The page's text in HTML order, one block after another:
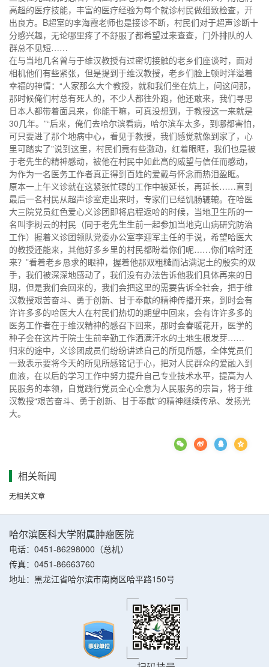
高超的医疗技能，丰富的医疗经验为每个就诊村民做细致检查，开
出良方。B超室的李海霞老师也是接诊不断，村民们对于超声诊断十
分感兴趣，无论哪里疼了不舒服了都希望过来查查，门外排队的人
群总不见短……
在与当地几名曾与于维汉教授有过密切接触的老乡们座谈时，面对
相机他们有些紧张，但是提到于维汉教授，老乡们脸上顿时洋溢着
幸福的神情：“人家那么大个教授，就和我们坐在炕上，问这问那，
那时候俺们村总有死人的，不少人都往外跑，他还敢来，我们寻思
日本人都带着面具来，你能干嘛，可真没想到，于教授这一来就是
30几年。”“后来，俺们去哈尔滨看病，哈尔滨车太多，到哪都害怕，
可只要进了那个地病中心，看见于教授，我们感觉就像到家了，心
里可踏实了”说到这里，村民们竟有些激动，红着眼眶，我们也是被
于老先生的精神感动，被他在村民中如此高的威望与信任而感动，
为作为一名医务工作者真正得到百姓的爱戴与怀念而热泪盈眶。
原本一上午义诊就在这紧张忙碌的工作中被延长，再延长……直到
最后一名村民从超声诊室走出来时，专家们已经饥肠辘辘。在哈医
大三院党员红色爱心义诊团即将启程返哈的时候，当地卫生所的一
名叫李树云的村民（同于老先生生前一起参加当地克山病研究防治
工作）握着义诊团领队党委办公室李迎军主任的手说，希望哈医大
的教授还能来，其他好多乡里的村民都盼着你们呢……你们啥时还
来？”看着老乡恳求的眼神，握着他那双粗糙而沾满泥土的殷实的双
手，我们被深深地感动了，我们没有办法告诉他我们具体再来的日
期，但是我们会回来的，我们会把这里的需要告诉全社会，把于维
汉教授艰苦奋斗、勇于创新、甘于奉献的精神传播开来，到时会有
许许多多的哈医大人在村民们热切的期望中回来，会有许许多多的
医务工作者在于维汉精神的感召下回来，那时会春暖花开，医学的
种子会在这片于院士生前辛勤工作洒满汗水的土地生根发芽……
归来的途中，义诊团成员们纷纷讲述自己的所见所感，全体党员们
一致表示要将今天的所见所感铭记于心，把对人民群众的爱融入到
血液，在以后的学习工作中努力提升自己专业技术水平，提高为人
民服务的本领，自觉践行党员全心全意为人民服务的宗旨，将于维
汉教授“艰苦奋斗、勇于创新、甘于奉献”的精神继续传承、发扬光
大。
相关新闻
无相关文章
哈尔滨医科大学附属肿瘤医院
电话：0451-86298000（总机）
传真：0451-86663760
地址：黑龙江省哈尔滨市南岗区哈平路150号